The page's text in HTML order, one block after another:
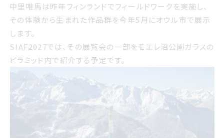
中里唯馬は昨年フィンランドでフィールドワークを実施し そ
の体験から生まれた作品群を今年ごがつにオウル市で展示
します
サイアフ2027では その展覧会の一部をモエレ沼公園ガラ
中里唯馬は昨年フィンランドでフィールドワークを実施し、
その体験から生まれた作品群を今年5月にオウル市で展示
します。
SIAF2027では、その展覧会の一部をモエレ沼公園ガラスの
ピラミッド内で紹介する予定です。